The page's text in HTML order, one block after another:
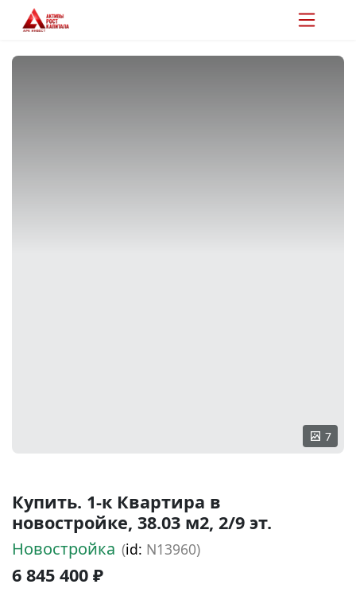
7
Купить. 1-к Квартира в
новостройке, 38.03 м2, 2/9 эт.
Новостройка (id: N13960)
6 845 400 ₽